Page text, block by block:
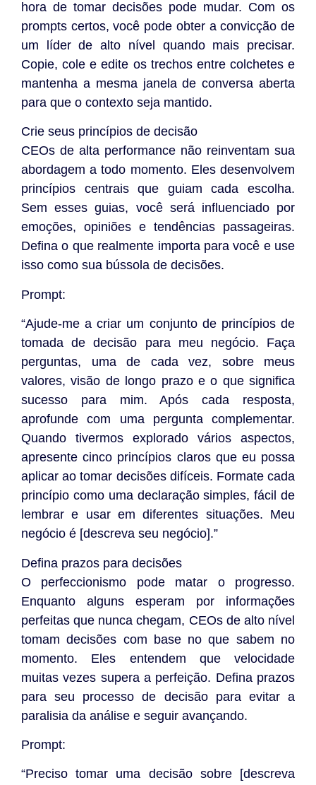
hora de tomar decisões pode mudar. Com os
prompts certos, você pode obter a convicção de
um líder de alto nível quando mais precisar.
Copie, cole e edite os trechos entre colchetes e
mantenha a mesma janela de conversa aberta
para que o contexto seja mantido.
Crie seus princípios de decisão
CEOs de alta performance não reinventam sua
abordagem a todo momento. Eles desenvolvem
princípios centrais que guiam cada escolha.
Sem esses guias, você será influenciado por
emoções, opiniões e tendências passageiras.
Defina o que realmente importa para você e use
isso como sua bússola de decisões.
Prompt:
“Ajude-me a criar um conjunto de princípios de
tomada de decisão para meu negócio. Faça
perguntas, uma de cada vez, sobre meus
valores, visão de longo prazo e o que significa
sucesso para mim. Após cada resposta,
aprofunde com uma pergunta complementar.
Quando tivermos explorado vários aspectos,
apresente cinco princípios claros que eu possa
aplicar ao tomar decisões difíceis. Formate cada
princípio como uma declaração simples, fácil de
lembrar e usar em diferentes situações. Meu
negócio é [descreva seu negócio].”
Defina prazos para decisões
O perfeccionismo pode matar o progresso.
Enquanto alguns esperam por informações
perfeitas que nunca chegam, CEOs de alto nível
tomam decisões com base no que sabem no
momento. Eles entendem que velocidade
muitas vezes supera a perfeição. Defina prazos
para seu processo de decisão para evitar a
paralisia da análise e seguir avançando.
Prompt:
“Preciso tomar uma decisão sobre [descreva